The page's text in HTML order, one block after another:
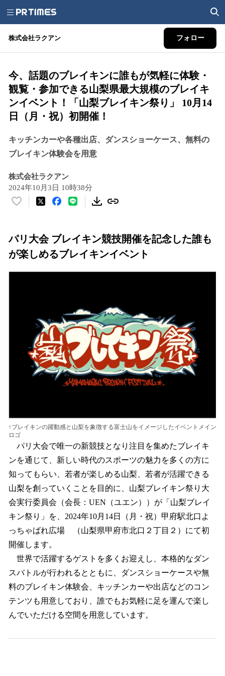
株式会社ラクアン フォロー
今、話題のブレイキンに誰もが気軽に体験・
観覧・参加できる山梨県最大規模のブレイキ
ンイベント！「山梨ブレイキン祭り」 10月14
日（月・祝）初開催！
キッチンカーや各種出店、ダンスショーケース、無料の
ブレイキン体験会を用意
株式会社ラクアン
2024年10月3日 10時38分
い
！
数
を
パリ大会 ブレイキン競技開催を記念した誰も
が楽しめるブレイキンイベント
↑ブレイキンの躍動感と山梨を象徴する富士山をイメージしたイベントメイン
ロゴ
パリ大会で唯一の新競技となり注目を集めたブレイキ
ンを通じて、新しい時代のスポーツの魅力を多くの方に
知ってもらい、若者が楽しめる山梨、若者が活躍できる
山梨を創っていくことを目的に、山梨ブレイキン祭り大
会実行委員会（会長：UEN（ユエン））が「山梨ブレイ
キン祭り」を、2024年10月14日（月・祝）甲府駅北口よ
っちゃばれ広場 （山梨県甲府市北口２丁目２）にて初
開催します。
世界で活躍するゲストを多くお迎えし、本格的なダン
スバトルが行われるとともに、ダンスショーケースや無
料のブレイキン体験会、キッチンカーや出店などのコン
テンツも用意しており、誰でもお気軽に足を運んで楽し
んでいただける空間を用意しています。